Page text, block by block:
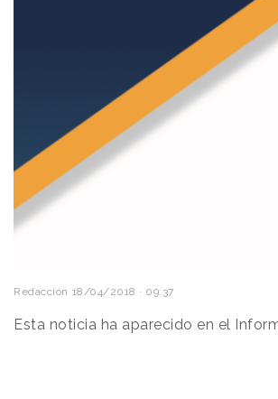
Redacción 18/04/2018 · 09:37
Esta noticia ha aparecido en el